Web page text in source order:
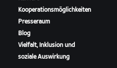
Kooperationsmöglichkeiten
Presseraum
Blog
Vielfalt, Inklusion und
soziale Auswirkung